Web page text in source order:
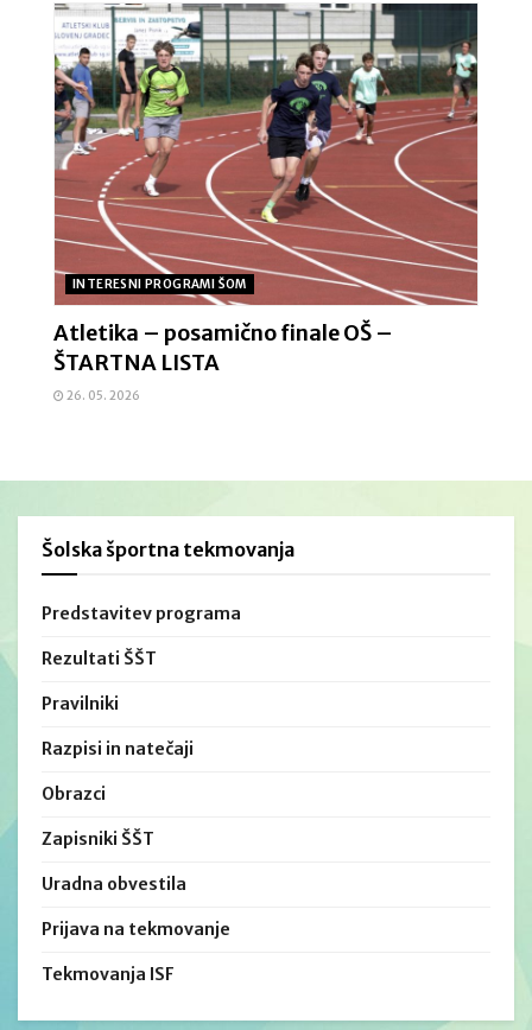
INTERESNI PROGRAMI ŠOM
Atletika – posamično finale OŠ –
ŠTARTNA LISTA
26. 05. 2026
Šolska športna tekmovanja
Predstavitev programa
Rezultati ŠŠT
Pravilniki
Razpisi in natečaji
Obrazci
Zapisniki ŠŠT
Uradna obvestila
Prijava na tekmovanje
Tekmovanja ISF